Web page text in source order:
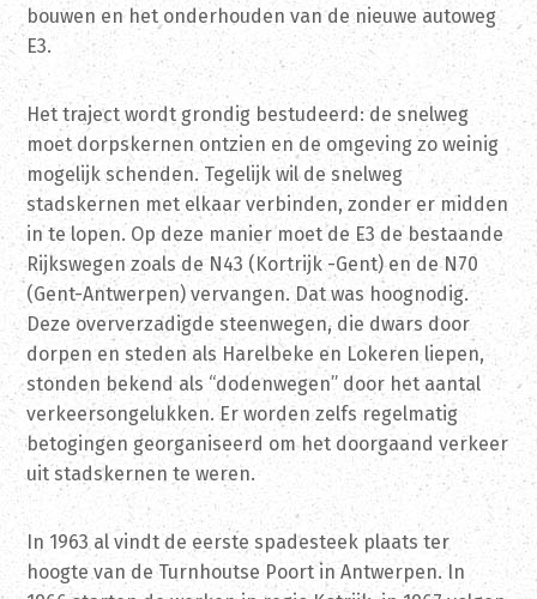
bouwen en het onderhouden van de nieuwe autoweg
E3.
Het traject wordt grondig bestudeerd: de snelweg
moet dorpskernen ontzien en de omgeving zo weinig
mogelijk schenden. Tegelijk wil de snelweg
stadskernen met elkaar verbinden, zonder er midden
in te lopen. Op deze manier moet de E3 de bestaande
Rijkswegen zoals de N43 (Kortrijk -Gent) en de N70
(Gent-Antwerpen) vervangen. Dat was hoognodig.
Deze oververzadigde steenwegen, die dwars door
dorpen en steden als Harelbeke en Lokeren liepen,
stonden bekend als “dodenwegen” door het aantal
verkeersongelukken. Er worden zelfs regelmatig
betogingen georganiseerd om het doorgaand verkeer
uit stadskernen te weren.
In 1963 al vindt de eerste spadesteek plaats ter
hoogte van de Turnhoutse Poort in Antwerpen. In